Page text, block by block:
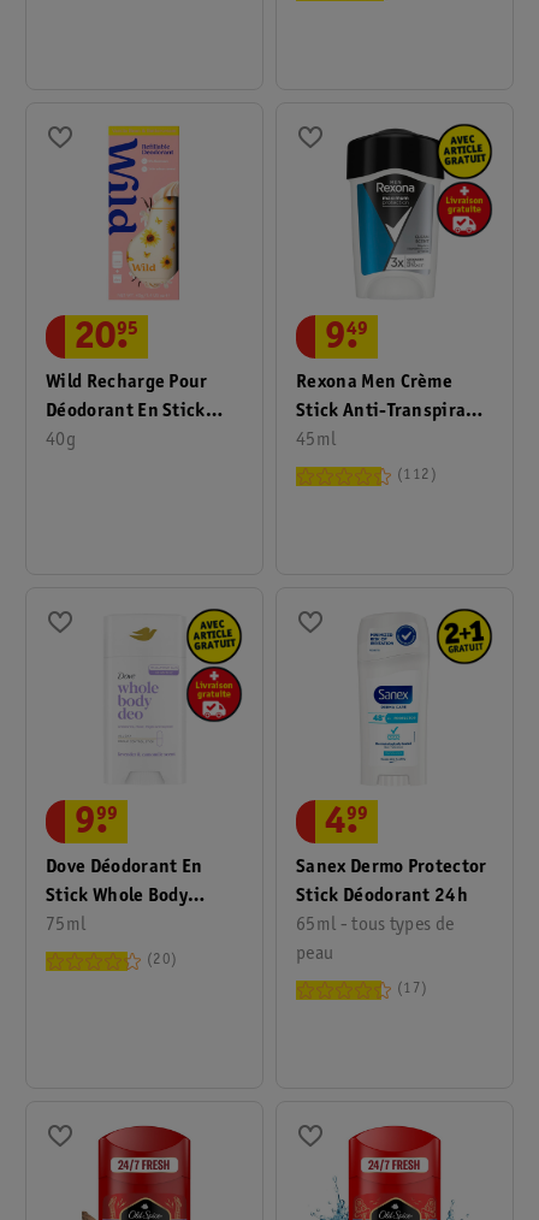
Wild Recharge Pour
Déodorant En Stick
Vanilla Bean &
40g
20.
95
Rexona Men Crème
Stick Anti-Transpirant
Maximum Protection
Clean Scent
45ml
9.
49
112
Dove Déodorant En
Stick Whole Body
Lavender & Camomille
75ml
9.
99
20
Sanex Dermo Protector
Stick Déodorant 24h
65ml - tous types de
peau
4.
99
17